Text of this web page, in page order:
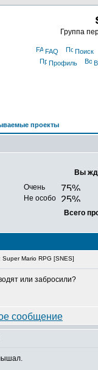
Группа
FAQ Поиск
Профиль
проекты
Вы
Очень
Не особо
Всего
Mario RPG [SNES]
или забросили?